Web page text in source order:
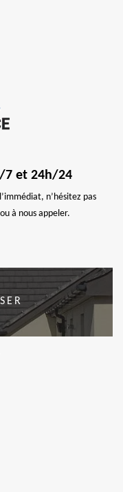
7 et 24h/24
n’hésitez pas
à nous appeler.